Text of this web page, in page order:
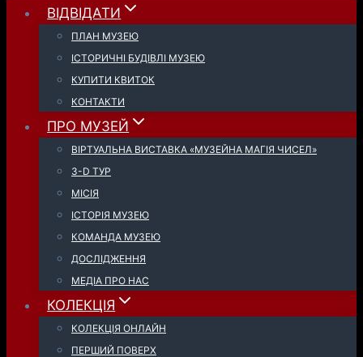
ВІДВІДАТИ
ПЛАН МУЗЕЮ
ІСТОРИЧНІ БУДІВЛІ МУЗЕЮ
КУПИТИ КВИТОК
КОНТАКТИ
ПРО МУЗЕЙ
ВІРТУАЛЬНА ВИСТАВКА «МУЗЕЙНА МАГІЯ ЧИСЕЛ»
3-D ТУР
МІСІЯ
ІСТОРІЯ МУЗЕЮ
КОМАНДА МУЗЕЮ
ДОСЛІДЖЕННЯ
МЕДІА ПРО НАС
КОЛЕКЦІЯ
КОЛЕКЦІЯ ОНЛАЙН
ПЕРШИЙ ПОВЕРХ